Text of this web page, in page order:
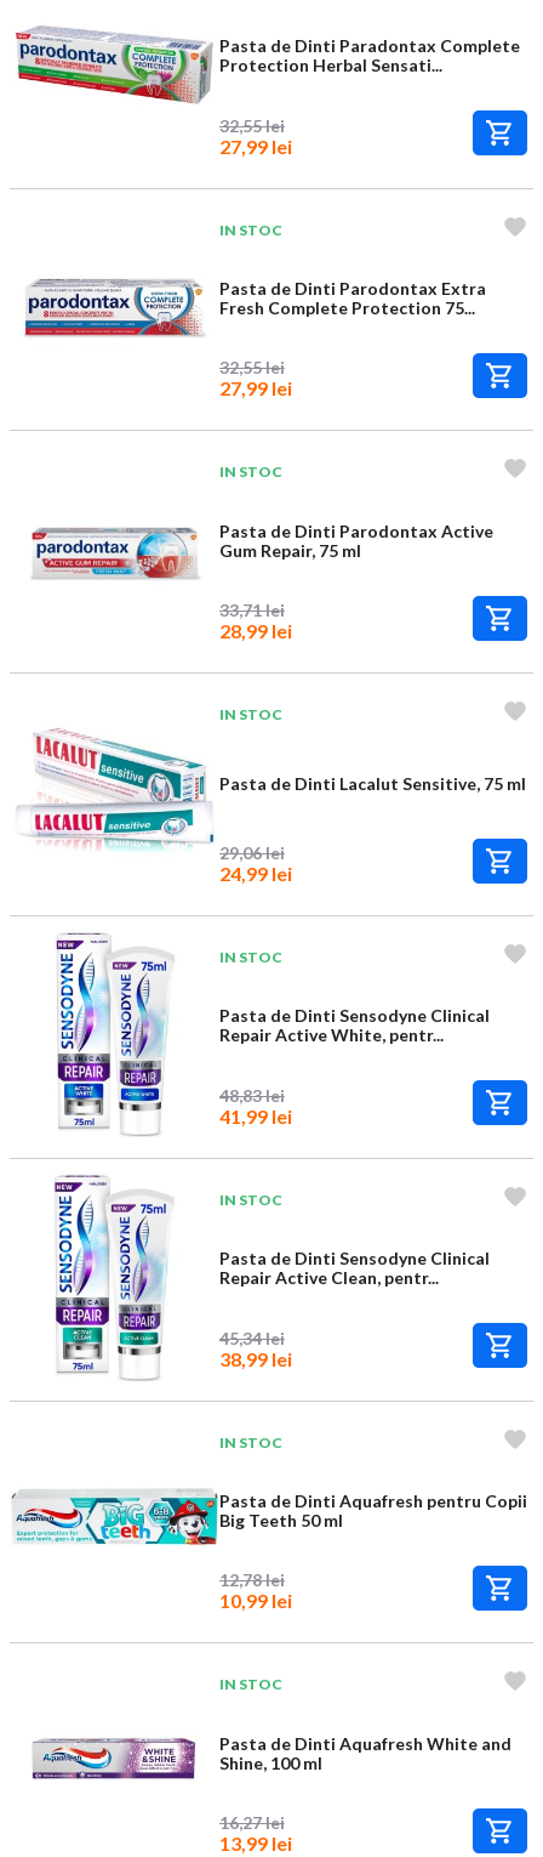
Pasta de Dinti Paradontax Complete
Protection Herbal Sensati...
32,55 lei
27,99 lei
IN STOC
Pasta de Dinti Parodontax Extra
Fresh Complete Protection 75...
32,55 lei
27,99 lei
IN STOC
Pasta de Dinti Parodontax Active
Gum Repair, 75 ml
33,71 lei
28,99 lei
IN STOC
Pasta de Dinti Lacalut Sensitive, 75 ml
29,06 lei
24,99 lei
IN STOC
Pasta de Dinti Sensodyne Clinical
Repair Active White, pentr...
48,83 lei
41,99 lei
IN STOC
Pasta de Dinti Sensodyne Clinical
Repair Active Clean, pentr...
45,34 lei
38,99 lei
IN STOC
Pasta de Dinti Aquafresh pentru Copii
Big Teeth 50 ml
12,78 lei
10,99 lei
IN STOC
Pasta de Dinti Aquafresh White and
Shine, 100 ml
16,27 lei
13,99 lei